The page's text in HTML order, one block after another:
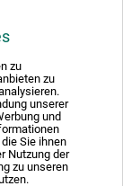
zu
zu
unserer
und
Sie ihnen
Nutzung der
zu unseren